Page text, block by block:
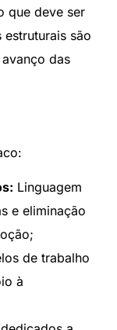
que deve ser
estruturais são
das
Linguagem
e eliminação
de trabalho
à